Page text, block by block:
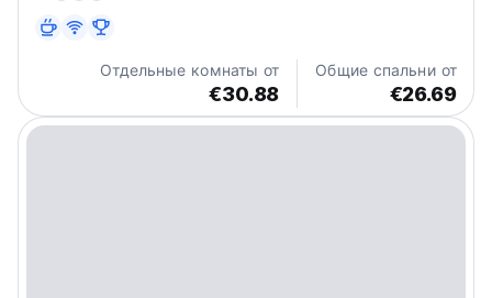
а также бесплатный Wi-Fi.
Отдельные комнаты от
€30.88
Общие спальни от
€26.69